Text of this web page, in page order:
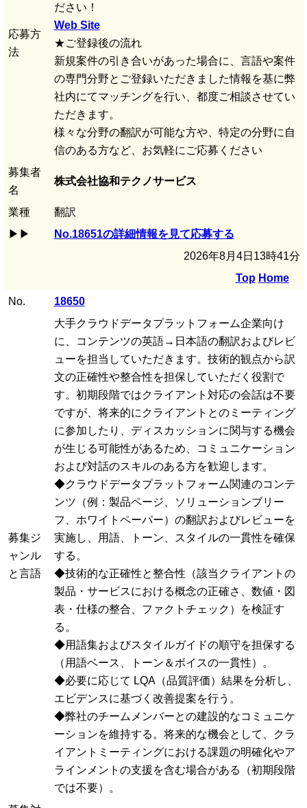
応募方
法
ださい！
Web Site
★ご登録後の流れ
新規案件の引き合いがあった場合に、言語や案件
の専門分野とご登録いただきました情報を基に弊
社内にてマッチングを行い、都度ご相談させてい
ただきます。
様々な分野の翻訳が可能な方や、特定の分野に自
信のある方など、お気軽にご応募ください
募集者
名
株式会社協和テクノサービス
業種
翻訳
▶▶
No.18651の詳細情報を見て応募する
2026年8月4日13時41分
Top Home
No.
18650
募集ジ
ャンル
と言語
大手クラウドデータプラットフォーム企業向け
に、コンテンツの英語→日本語の翻訳およびレビ
ューを担当していただきます。技術的観点から訳
文の正確性や整合性を担保していただく役割で
す。初期段階ではクライアント対応の会話は不要
ですが、将来的にクライアントとのミーティング
に参加したり、ディスカッションに関与する機会
が生じる可能性があるため、コミュニケーション
および対話のスキルのある方を歓迎します。
◆クラウドデータプラットフォーム関連のコンテ
ンツ（例：製品ページ、ソリューションブリー
フ、ホワイトペーパー）の翻訳およびレビューを
実施し、用語、トーン、スタイルの一貫性を確保
する。
◆技術的な正確性と整合性（該当クライアントの
製品・サービスにおける概念の正確さ、数値・図
表・仕様の整合、ファクトチェック）を検証す
る。
◆用語集およびスタイルガイドの順守を担保する
（用語ベース、トーン＆ボイスの一貫性）。
◆必要に応じて LQA（品質評価）結果を分析し、
エビデンスに基づく改善提案を行う。
◆弊社のチームメンバーとの建設的なコミュニケ
ーションを維持する。将来的な機会として、クラ
イアントミーティングにおける課題の明確化やア
ラインメントの支援を含む場合がある（初期段階
では不要）。